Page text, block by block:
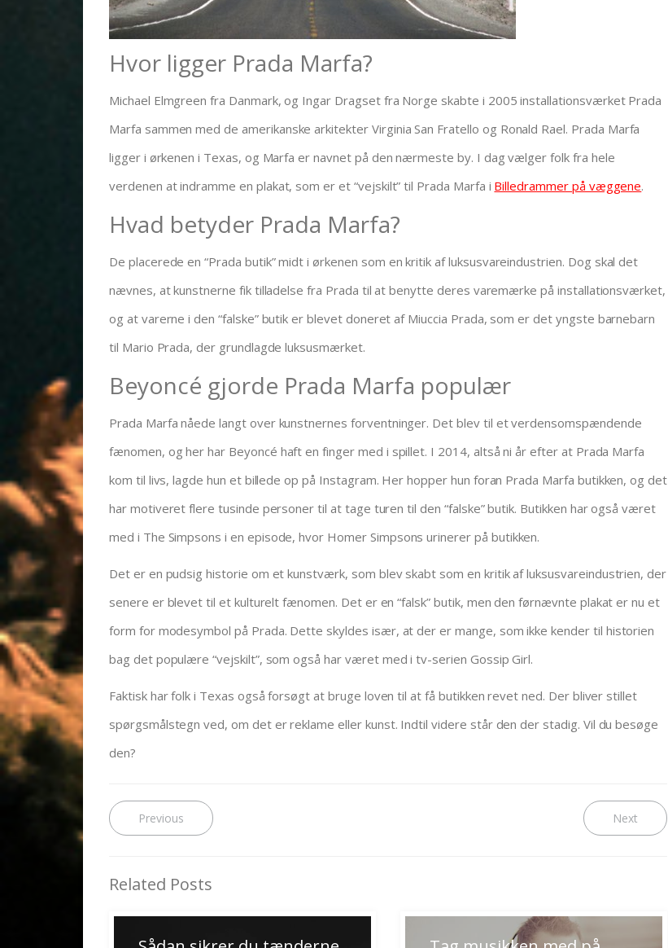
Hvor ligger Prada Marfa?
Michael Elmgreen fra Danmark, og Ingar Dragset fra Norge skabte i 2005 installationsværket Prada
Marfa sammen med de amerikanske arkitekter Virginia San Fratello og Ronald Rael. Prada Marfa
ligger i ørkenen i Texas, og Marfa er navnet på den nærmeste by. I dag vælger folk fra hele
verdenen at indramme en plakat, som er et “vejskilt” til Prada Marfa i Billedrammer på væggene.
Hvad betyder Prada Marfa?
De placerede en “Prada butik” midt i ørkenen som en kritik af luksusvareindustrien. Dog skal det
nævnes, at kunstnerne fik tilladelse fra Prada til at benytte deres varemærke på installationsværket,
og at varerne i den “falske” butik er blevet doneret af Miuccia Prada, som er det yngste barnebarn
til Mario Prada, der grundlagde luksusmærket.
Beyoncé gjorde Prada Marfa populær
Prada Marfa nåede langt over kunstnernes forventninger. Det blev til et verdensomspændende
fænomen, og her har Beyoncé haft en finger med i spillet. I 2014, altså ni år efter at Prada Marfa
kom til livs, lagde hun et billede op på Instagram. Her hopper hun foran Prada Marfa butikken, og det
har motiveret flere tusinde personer til at tage turen til den “falske” butik. Butikken har også været
med i The Simpsons i en episode, hvor Homer Simpsons urinerer på butikken.
Det er en pudsig historie om et kunstværk, som blev skabt som en kritik af luksusvareindustrien, der
senere er blevet til et kulturelt fænomen. Det er en “falsk” butik, men den førnævnte plakat er nu et
form for modesymbol på Prada. Dette skyldes især, at der er mange, som ikke kender til historien
bag det populære “vejskilt”, som også har været med i tv-serien Gossip Girl.
Faktisk har folk i Texas også forsøgt at bruge loven til at få butikken revet ned. Der bliver stillet
spørgsmålstegn ved, om det er reklame eller kunst. Indtil videre står den der stadig. Vil du besøge
den?
Indlægsnavigation
Previous Previous
post:
Next
post:
Related Posts